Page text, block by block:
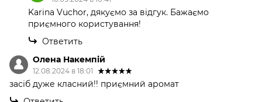
Karina Vuchor, дякуємо за відгук. Бажаємо
приємного користування!
Ответить
Олена Накемпій
12.08.2024 в 18:01
засіб дуже класний!! приємний аромат